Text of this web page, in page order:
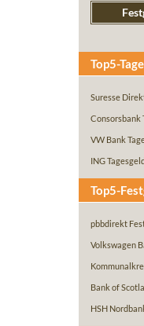
Top5-
Suresse
Consorsbank
VW Bank
ING Tagesgeld
Top5-
pbbdirekt
Volkswagen
Bank of
HSH